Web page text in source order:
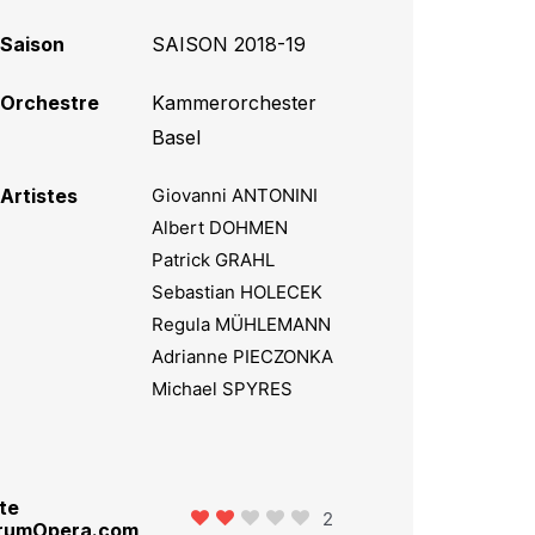
Saison SAISON 2018-19
Orchestre
Kammerorchester
Basel
Artistes
Giovanni ANTONINI
Albert DOHMEN
Patrick GRAHL
Sebastian HOLECEK
Regula MÜHLEMANN
Adrianne PIECZONKA
Michael SPYRES
2